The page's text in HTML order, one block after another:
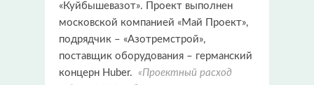
«Куйбышевазот». Проект выполнен
московской компанией «Май Проект»,
подрядчик – «Азотремстрой»,
поставщик оборудования – германский
концерн Huber. «Проектный расход